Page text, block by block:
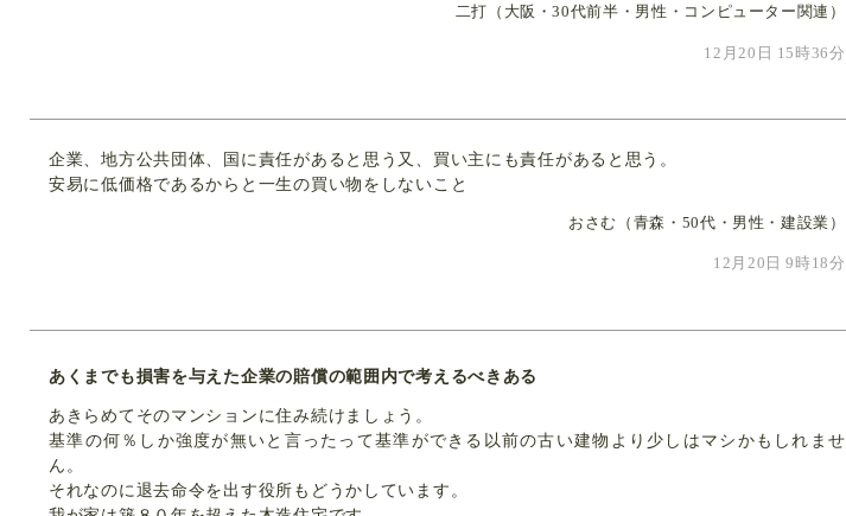
二打（大阪・30代前半・男性・コンピューター関連）
12月20日 15時36分
企業、地方公共団体、国に責任があると思う又、買い主にも責任があると思う。
安易に低価格であるからと一生の買い物をしないこと
おさむ（青森・50代・男性・建設業）
12月20日 9時18分
あくまでも損害を与えた企業の賠償の範囲内で考えるべきある
あきらめてそのマンションに住み続けましょう。
基準の何％しか強度が無いと言ったって基準ができる以前の古い建物より少しはマシかもしれませ
ん。
それなのに退去命令を出す役所もどうかしています。